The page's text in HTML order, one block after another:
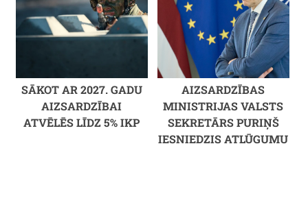
SĀKOT AR 2027. GADU
AIZSARDZĪBAI
ATVĒLĒS LĪDZ 5% IKP
AIZSARDZĪBAS
MINISTRIJAS VALSTS
SEKRETĀRS PURIŅŠ
IESNIEDZIS ATLŪGUMU